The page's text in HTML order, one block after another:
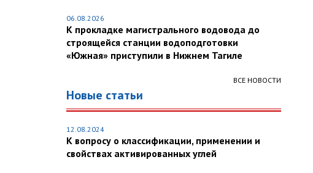
06.08.2026
К прокладке магистрального водовода до
строящейся станции водоподготовки
«Южная» приступили в Нижнем Тагиле
ВСЕ НОВОСТИ
Новые статьи
12.08.2024
К вопросу о классификации, применении и
свойствах активированных углей